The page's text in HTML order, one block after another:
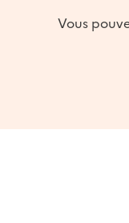
Vous